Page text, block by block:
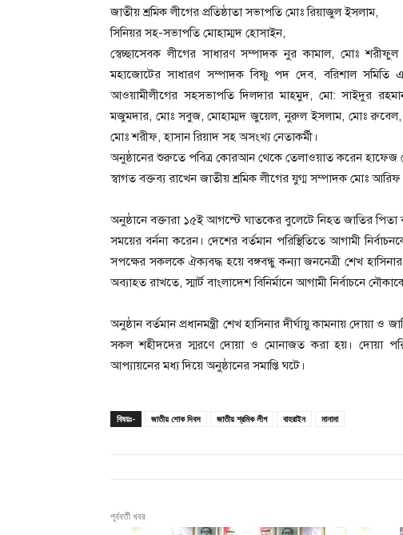
জাতীয় শ্রমিক লীগের প্রতিষ্ঠাতা সভাপতি মোঃ রিয়াজুল ইসলাম,
সিনিয়র সহ-সভাপতি মোহাম্মদ হোসাইন,
স্বেচ্ছাসেবক লীগের সাধারণ সম্পাদক নুর কামাল, মোঃ শরীফুল
মহাজোটের সাধারণ সম্পাদক বিষ্ণু পদ দেব, বরিশাল
আওয়ামীলীগের সহসভাপতি দিলদার মাহমুদ, মো: সাইদুর
মজুমদার, মোঃ সবুজ, মোহাম্মদ জুয়েল, নুরুল ইসলাম, মোঃ রুবেল,
মোঃ শরীফ, হাসান রিয়াদ সহ অসংখ্য নেতাকর্মী।
অনুষ্ঠানের শুরুতে পবিত্র কোরআন থেকে তেলাওয়াত করেন হাফেজ
স্বাগত বক্তব্য রাখেন জাতীয় শ্রমিক লীগের যুগ্ম সম্পাদক মোঃ
অনুষ্ঠানে বক্তারা ১৫ই আগস্টে ঘাতকের বুলেটে নিহত জাতির পিতা
সময়ের বর্ননা করেন। দেশের বর্তমান পরিস্থিতিতে আগামী
সপক্ষের সকলকে ঐক্যবদ্ধ হয়ে বঙ্গবন্ধু কন্যা জননেত্রী শেখ
অব্যাহত রাখতে, স্মার্ট বাংলাদেশ বিনির্মানে আগামী নির্বাচনে
অনুষ্ঠান বর্তমান প্রধানমন্ত্রী শেখ হাসিনার দীর্ঘায়ু কামনায়
সকল শহীদদের স্মরণে দোয়া ও মোনাজত করা হয়। দোয়া
আপ্যায়নের মধ্য দিয়ে অনুষ্ঠানের সমাপ্তি ঘটে।
বিষয়ঃ- জাতীয় শোক দিবস জাতীয় শ্রমিক লীগ বাহরাইন মানামা
পূর্ববর্তী খবর